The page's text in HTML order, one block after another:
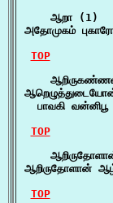
    ஆறா (1)
அதோமுகம்
TOP
பாவகி
TOP
ஆறிருதோளான்
TOP